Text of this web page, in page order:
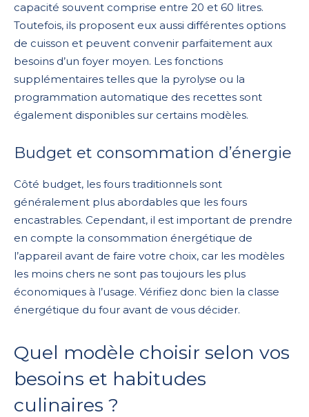
capacité souvent comprise entre 20 et 60 litres.
Toutefois, ils proposent eux aussi différentes options
de cuisson et peuvent convenir parfaitement aux
besoins d’un foyer moyen. Les fonctions
supplémentaires telles que la pyrolyse ou la
programmation automatique des recettes sont
également disponibles sur certains modèles.
Budget et consommation d’énergie
Côté budget, les fours traditionnels sont
généralement plus abordables que les fours
encastrables. Cependant, il est important de prendre
en compte la consommation énergétique de
l’appareil avant de faire votre choix, car les modèles
les moins chers ne sont pas toujours les plus
économiques à l’usage. Vérifiez donc bien la classe
énergétique du four avant de vous décider.
Quel modèle choisir selon vos
besoins et habitudes
culinaires ?